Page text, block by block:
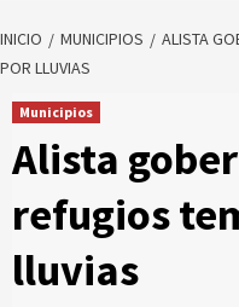
INICIO MUNICIPIOS
ALISTA
POR LLUVIAS
Municipios
Alista
refugios
lluvias